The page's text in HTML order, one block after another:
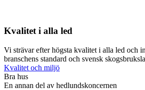
Kvalitet i alla led
Vi strävar efter högsta kvalitet i alla led och
branschens standard och svensk
Kvalitet och miljö
Bra hus
En annan del av hedlundskoncernen